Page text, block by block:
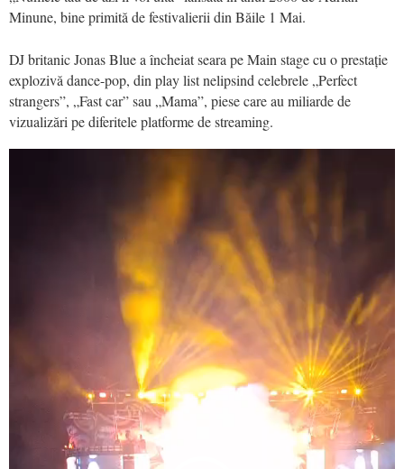
Minune, bine primită de festivalierii din Băile 1 Mai.
DJ britanic Jonas Blue a încheiat seara pe Main stage cu o prestație
explozivă dance-pop, din play list nelipsind celebrele „Perfect
strangers”, „Fast car” sau „Mama”, piese care au miliarde de
vizualizări pe diferitele platforme de streaming.